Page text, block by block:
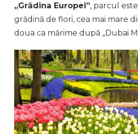
„Grădina Europei”, parcul
grădină de flori, cea mai mare
doua ca mărime după „Dubai